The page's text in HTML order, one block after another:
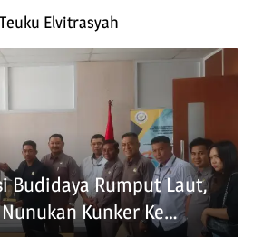
Teuku Elvitrasyah
Budidaya Rumput Laut,
Kunker Ke